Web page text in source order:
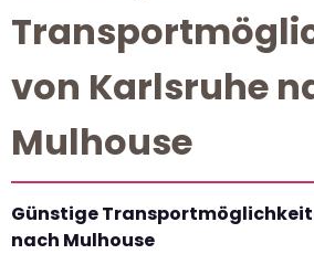
von Karlsruhe
Mulhouse
Günstige
nach Mulhouse